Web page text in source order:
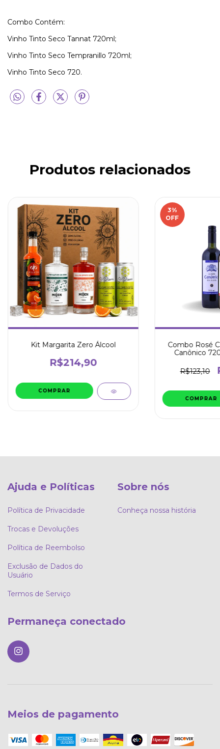
Combo Contém:
Vinho Tinto Seco Tannat 720ml;
Vinho Tinto Seco Tempranillo 720ml;
Vinho Tinto Seco 720.
Produtos relacionados
Kit Margarita Zero Álcool
R$214,90
3%
OFF
Combo Rosé
Canônico
R$123,10
Ajuda e Políticas
Política de Privacidade
Trocas e Devoluções
Política de Reembolso
Exclusão de Dados do
Usuário
Termos de Serviço
Sobre nós
Conheça nossa história
Permaneça conectado
Meios de pagamento